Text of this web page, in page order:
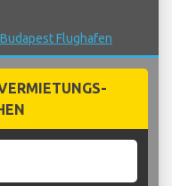
Flughafen